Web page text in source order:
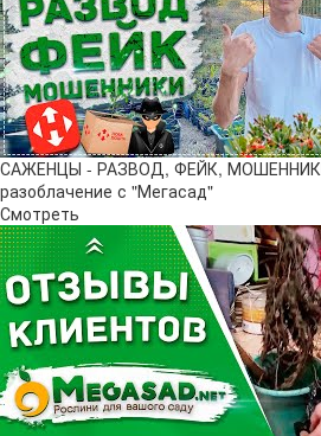
САЖЕНЦЫ - РАЗВОД, ФЕЙК,
разоблачение с "Мегасад"
Смотреть